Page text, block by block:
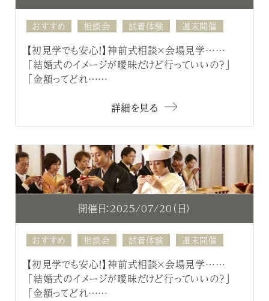
おすすめ 相談会 試着体験 週末開催
【初見学でも安心！】神前式相談×会場見学……
「結婚式のイメージが曖昧だけど行っていいの？」
「金額ってどれ……
詳細を見る
開催日：2025/07/20（日）
おすすめ 相談会 試着体験 週末開催
【初見学でも安心！】神前式相談×会場見学……
「結婚式のイメージが曖昧だけど行っていいの？」
「金額ってどれ……